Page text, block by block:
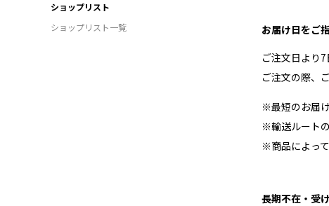
ショップリスト
ショップリスト一覧
お届け日をご
ご注文日より
ご注文の際、
※最短のお届
※輸送ルート
※商品によっ
長期不在・受